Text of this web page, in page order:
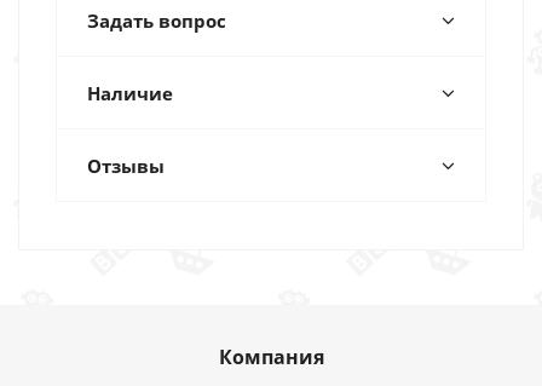
Задать вопрос
Наличие
Отзывы
Компания